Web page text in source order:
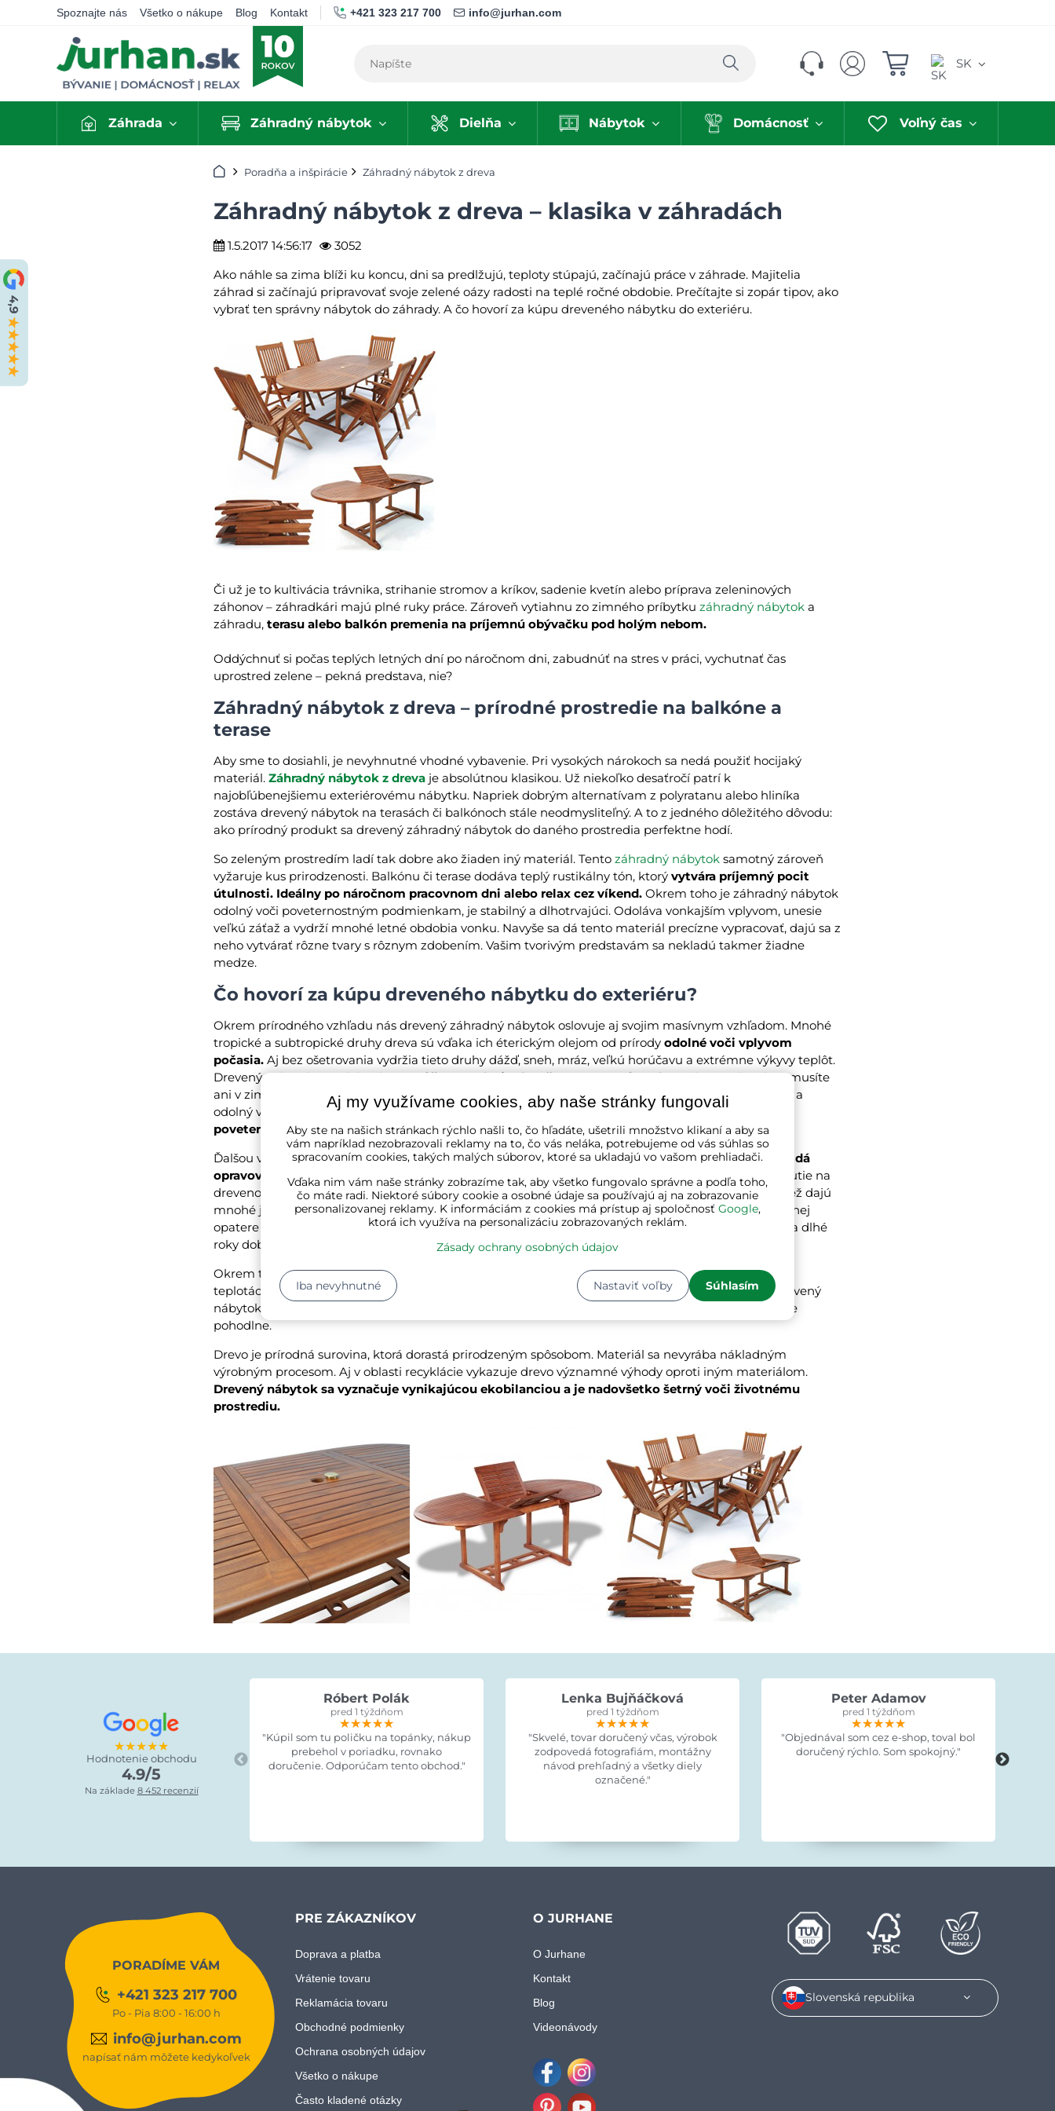
Spoznajte nás Všetko o nákupe Blog Kontakt +421 323 217 700 info@jurhan.com
Hľadať SK
Záhrada Záhradný nábytok Dielňa Nábytok Domácnosť Voľný čas
Úvod Poradňa a inšpirácie Záhradný nábytok z dreva
Záhradný nábytok z dreva – klasika v záhradách
1.5.2017 14:56:17
3052
Ako náhle sa zima blíži ku koncu, dni sa predlžujú, teploty stúpajú, začínajú práce v záhrade. Majitelia
záhrad si začínajú pripravovať svoje zelené oázy radosti na teplé ročné obdobie. Prečítajte si zopár tipov, ako
vybrať ten správny nábytok do záhrady. A čo hovorí za kúpu dreveného nábytku do exteriéru.
Či už je to kultivácia trávnika, strihanie stromov a kríkov, sadenie kvetín alebo príprava zeleninových
záhonov – záhradkári majú plné ruky práce. Zároveň vytiahnu zo zimného príbytku záhradný nábytok a
záhradu, terasu alebo balkón premenia na príjemnú obývačku pod holým nebom.
Oddýchnuť si počas teplých letných dní po náročnom dni, zabudnúť na stres v práci, vychutnať čas
uprostred zelene – pekná predstava, nie?
Záhradný nábytok z dreva – prírodné prostredie na balkóne a
terase
Aby sme to dosiahli, je nevyhnutné vhodné vybavenie. Pri vysokých nárokoch sa nedá použiť hocijaký
materiál. Záhradný nábytok z dreva je absolútnou klasikou. Už niekoľko desaťročí patrí k
najobľúbenejšiemu exteriérovému nábytku. Napriek dobrým alternatívam z polyratanu alebo hliníka
zostáva drevený nábytok na terasách či balkónoch stále neodmysliteľný. A to z jedného dôležitého dôvodu:
ako prírodný produkt sa drevený záhradný nábytok do daného prostredia perfektne hodí.
So zeleným prostredím ladí tak dobre ako žiaden iný materiál. Tento záhradný nábytok samotný zároveň
vyžaruje kus prirodzenosti. Balkónu či terase dodáva teplý rustikálny tón, ktorý vytvára príjemný pocit
útulnosti. Ideálny po náročnom pracovnom dni alebo relax cez víkend. Okrem toho je záhradný nábytok
odolný voči poveternostným podmienkam, je stabilný a dlhotrvajúci. Odoláva vonkajším vplyvom, unesie
veľkú záťaž a vydrží mnohé letné obdobia vonku. Navyše sa dá tento materiál precízne vypracovať, dajú sa z
neho vytvárať rôzne tvary s rôznym zdobením. Vašim tvorivým predstavám sa nekladú takmer žiadne
medze.
Čo hovorí za kúpu dreveného nábytku do exteriéru?
Okrem prírodného vzhľadu nás drevený záhradný nábytok oslovuje aj svojim masívnym vzhľadom. Mnohé
tropické a subtropické druhy dreva sú vďaka ich éterickým olejom od prírody odolné voči vplyvom
počasia. Aj bez ošetrovania vydržia tieto druhy dážď, sneh, mráz, veľkú horúčavu a extrémne výkyvy teplôt.
Drevený nábytok z tvrdého drevamôže preto byť celoročne vystavený vonku.Takýto nábytok nemusíte
ani v zime uskladňovať. Ale aj záhradný nábytok z mäkkého dreva je pri vhodnom ošetrení trvanlivý a
odolný voči počasiu. Špeciálnymi olejmi, lakom a lazúrouodolá takýto nábytok aj tvrdým
poveternostným podmienkama iným vplyvom ako pleseň, huby alebo hmyz.
Ďalšou výhodou v porovnaní so záhradným nábytkom z iných materiálov je, žedrevený nábytok sa dá
opravovať a upravovať.
Kým u nábytku z umelých hmôt sa často nedá odstrániť zažltnutie, zošednutie na
drevenom nábytku sa dá obrúsiť a upraviť vhodnými ochrannými prostriedkami. Pri defektoch sa tiež dajú
mnohé jednotlivé časti nahradiť novými. Nemusíte hneď kupovať novú kompletnú sadu.Pri správnej
opatere je drevený nábytok zaručene dlhodobou investíciou. Dlho si uchová svoju prirodzenú krásu a dlhé
roky dobre slúži.
Okrem toho si tento záhradný nábytok udržiava svoju teplotu. Drevo si teplotu ukladá a pri nižších
teplotách tak rýchlo nevychladne ako nábytok z umelej hmoty. A pri silnom slnečnom žiarení sa drevený
nábytok tak nerozpáli. Tak môžete aj bez podušiek sedieť na drevenom záhradnom nábytku značne
pohodlne.
Drevo je prírodná surovina, ktorá dorastá prirodzeným spôsobom. Materiál sa nevyrába nákladným
výrobným procesom. Aj v oblasti recyklácie vykazuje drevo významné výhody oproti iným materiálom.
Drevený nábytok sa vyznačuje vynikajúcou ekobilanciou a je nadovšetko šetrný voči životnému
prostrediu.
★★★★★
Hodnotenie obchodu
4.9/5
Na základe 8 452 recenzií
Róbert Polák
pred 1 týždňom
★★★★★
★★★★★
★★★★★
"Kúpil som tu poličku na topánky, nákup
prebehol v poriadku, rovnako
doručenie. Odporúčam tento obchod."
Lenka Bujňáčková
pred 1 týždňom
★★★★★
★★★★★
★★★★★
"Skvelé, tovar doručený včas, výrobok
zodpovedá fotografiám, montážny
návod prehľadný a všetky diely
označené."
Peter Adamov
pred 1 týždňom
★★★★★
★★★★★
★★★★★
"Objednával som cez e-shop, toval bol
doručený rýchlo. Som spokojný."
PORADÍME VÁM
+421 323 217 700
Po - Pia 8:00 - 16:00 h
info@jurhan.com
napísať nám môžete kedykoľvek
PRE ZÁKAZNÍKOV
Doprava a platba
Vrátenie tovaru
Reklamácia tovaru
Obchodné podmienky
Ochrana osobných údajov
Všetko o nákupe
Často kladené otázky
O JURHANE
O Jurhane
Kontakt
Blog
Videonávody
FacebookInstagram
Slovenská republika
Aj my využívame cookies, aby naše stránky fungovali
Aby ste na našich stránkach rýchlo našli to, čo hľadáte, ušetrili množstvo klikaní a aby sa
vám napríklad nezobrazovali reklamy na to, čo vás neláka, potrebujeme od vás súhlas so
spracovaním cookies, takých malých súborov, ktoré sa ukladajú vo vašom prehliadači.
Vďaka nim vám naše stránky zobrazíme tak, aby všetko fungovalo správne a podľa toho,
čo máte radi. Niektoré súbory cookie a osobné údaje sa používajú aj na zobrazovanie
personalizovanej reklamy. K informáciám z cookies má prístup aj spoločnosť Google,
ktorá ich využíva na personalizáciu zobrazovaných reklám.
Zásady ochrany osobných údajov
Nastaviť voľby Súhlasím
Iba nevyhnutné